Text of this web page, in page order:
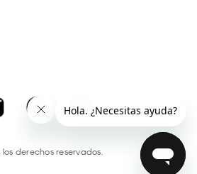
los derechos reservados.